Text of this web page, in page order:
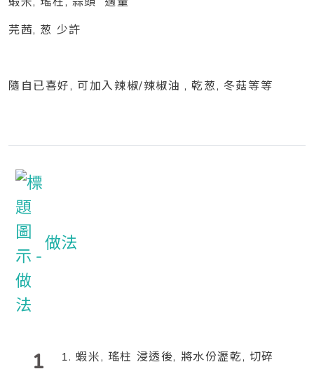
芫茜, 葱 少許
隨自已喜好, 可加入辣椒/辣椒油 , 乾葱, 冬菇等等
做法
1
1. 蝦米, 瑤柱 浸透後, 將水份瀝乾, 切碎